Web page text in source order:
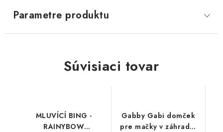
Parametre produktu
Súvisiaci tovar
MLUVÍCÍ BING -
RAINYBOW
Gabby Gabi domček
pre mačky v záhrade,